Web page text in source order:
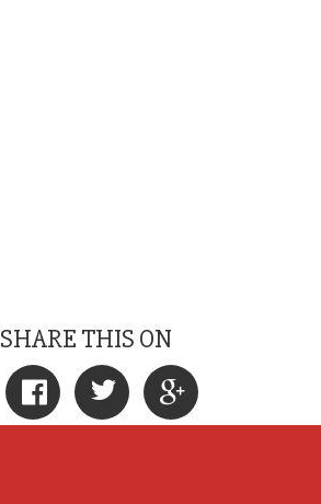
SHARE THIS ON